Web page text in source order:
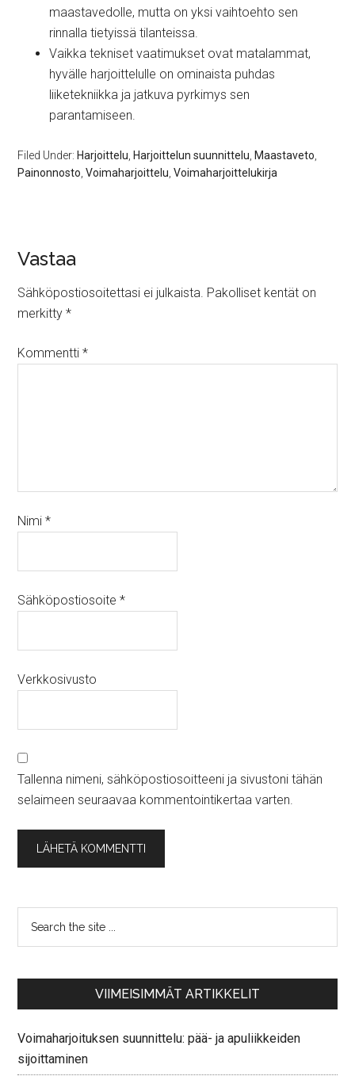
maastavedolle, mutta on yksi vaihtoehto sen
rinnalla tietyissä tilanteissa.
Vaikka tekniset vaatimukset ovat matalammat,
hyvälle harjoittelulle on ominaista puhdas
liiketekniikka ja jatkuva pyrkimys sen
parantamiseen.
Filed Under:Harjoittelu ,Harjoittelun suunnittelu ,Maastaveto
Painonnosto ,Voimaharjoittelu ,Voimaharjoittelukirja
Vastaa
Sähköpostiosoitettasi ei julkaista. Pakolliset kentät on
merkitty*
Kommentti*
Nimi*
Sähköpostiosoite*
Verkkosivusto
Tallenna nimeni, sähköpostiosoitteeni ja sivustoni tähän
selaimeen seuraavaa kommentointikertaa varten.
VIIMEISIMMÄT ARTIKKELIT
Voimaharjoituksen suunnittelu: pää- ja apuliikkeiden
sijoittaminen